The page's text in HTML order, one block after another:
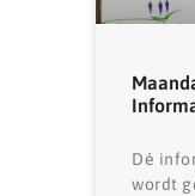
Dé
wordt